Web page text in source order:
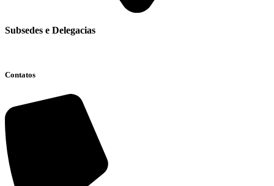
Subsedes e Delegacias
Contatos